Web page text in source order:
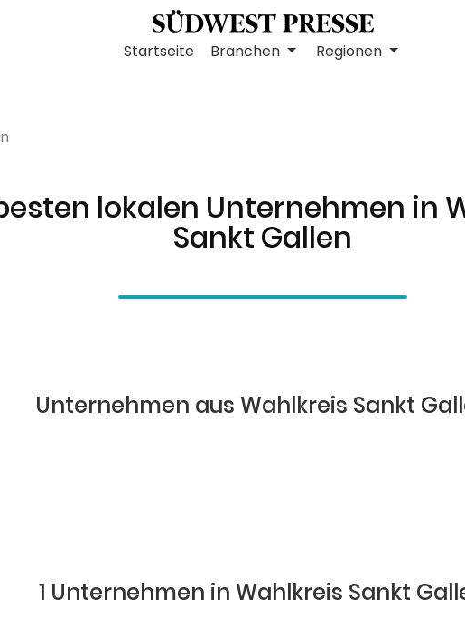
Startseite Branchen Regionen
lokalen Unternehmen in
Sankt Gallen
Unternehmen aus Wahlkreis Sankt
1 Unternehmen in Wahlkreis Sankt